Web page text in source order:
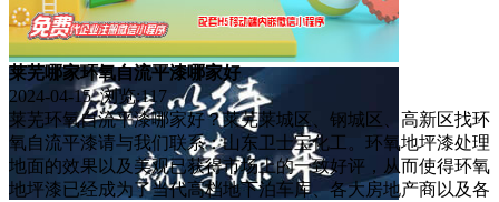
莱芜哪家环氧自流平漆哪家好
2024-04-15 浏览:117
莱芜环氧自流平漆哪家好？莱芜莱城区、钢城区、高新区找环
氧自流平漆请与我们联系：山东卫士宝化工。环氧地坪漆处理
地面的效果以及美观已获得市场上的一致好评，从而使得环氧
地坪漆已经成为了当代高档地下泊车库、各大房地产商以及各